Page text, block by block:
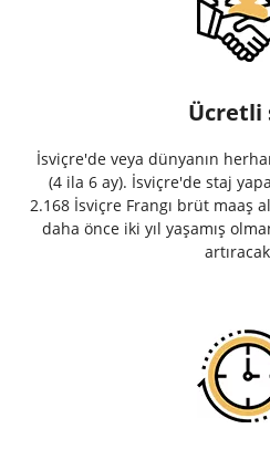
Ücretli
İsviçre'de veya dünyanın
(4 ila 6 ay). İsviçre'de staj
2.168 İsviçre Frangı brüt maaş
daha önce iki yıl yaşamış